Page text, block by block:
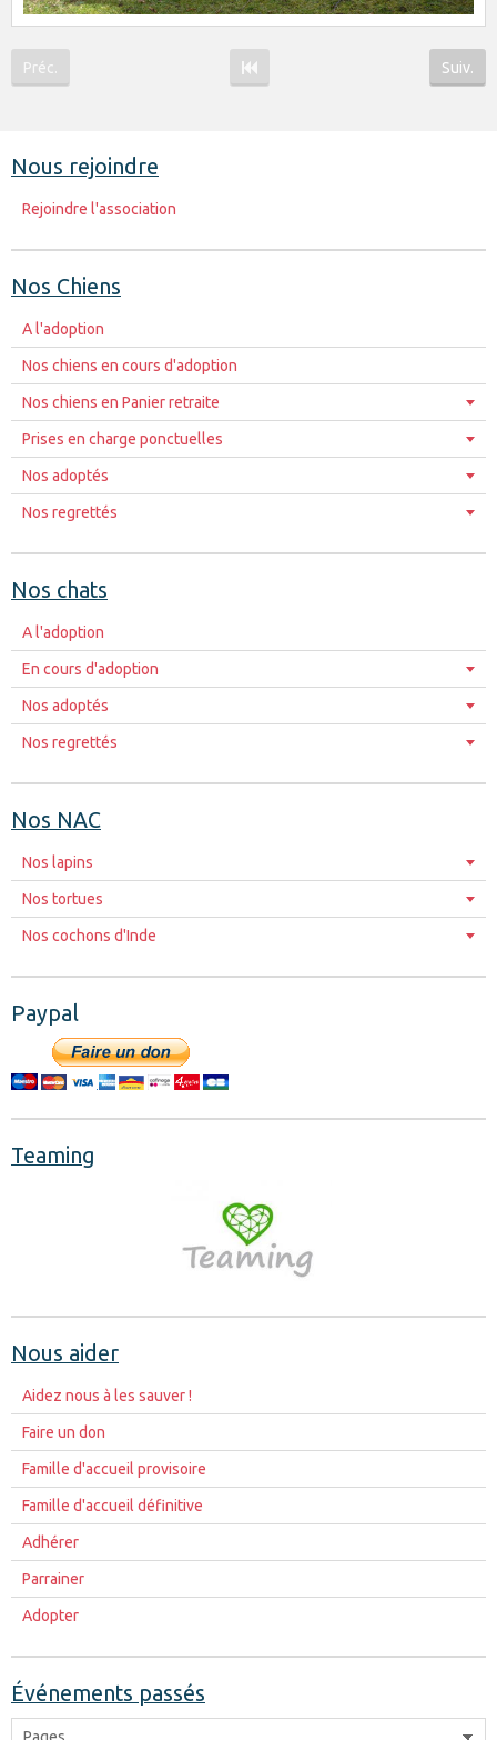
Préc. Suiv.
Nous rejoindre
Rejoindre l'association
Nos Chiens
A l'adoption
Nos chiens en cours d'adoption
Nos chiens en Panier retraite
Prises en charge ponctuelles
Nos adoptés
Nos regrettés
Nos chats
A l'adoption
En cours d'adoption
Nos adoptés
Nos regrettés
Nos NAC
Nos lapins
Nos tortues
Nos cochons d'Inde
Paypal
Teaming
Nous aider
Aidez nous à les sauver !
Faire un don
Famille d'accueil provisoire
Famille d'accueil définitive
Adhérer
Parrainer
Adopter
Événements passés